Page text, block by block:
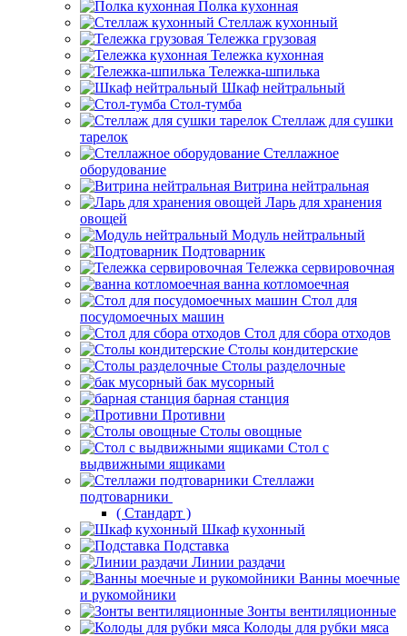
Полка кухонная
Стеллаж кухонный
Тележка грузовая
Тележка кухонная
Тележка-шпилька
Шкаф нейтральный
Стол-тумба
Стеллаж для сушки
тарелок
Стеллажное
оборудование
Витрина нейтральная
Ларь для хранения
овощей
Модуль нейтральный
Подтоварник
Тележка сервировочная
ванна котломоечная
Стол для
посудомоечных машин
Стол для сбора отходов
Столы кондитерские
Столы разделочные
бак мусорный
барная станция
Противни
Столы овощные
Стол с
выдвижными ящиками
Стеллажи
подтоварники
( Стандарт )
Шкаф кухонный
Подставка
Линии раздачи
Ванны моечные
и рукомойники
Зонты вентиляционные
Колоды для рубки мяса